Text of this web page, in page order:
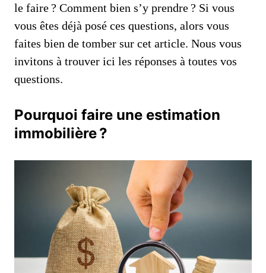
le faire ? Comment bien s’y prendre ? Si vous
vous êtes déjà posé ces questions, alors vous
faites bien de tomber sur cet article. Nous vous
invitons à trouver ici les réponses à toutes vos
questions.
Pourquoi faire une estimation
immobilière ?